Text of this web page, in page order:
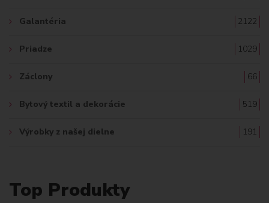
Galantéria 2122
Priadze 1029
Záclony 66
Bytový textil a dekorácie 519
Výrobky z našej dielne 191
Top Produkty